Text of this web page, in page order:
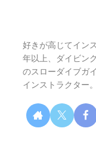
好きが高じてイン
年以上、ダイビン
のスローダイブガ
インストラクター。